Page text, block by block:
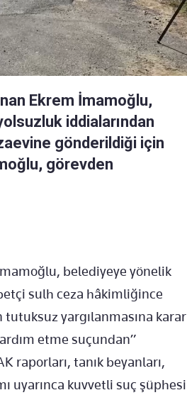
Ekrem İmamoğlu,
iddialarından
gönderildiği için
görevden
belediyeye yönelik
sulh ceza hâkimliğince
yargılanmasına karar
etme suçundan”
raporları, tanık beyanları,
uyarınca kuvvetli suç şüphesi